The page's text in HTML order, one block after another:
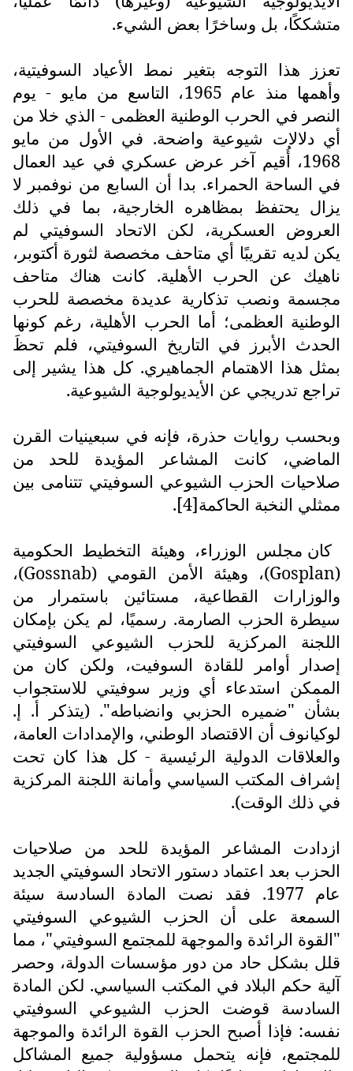
متشككًا، بل وساخرًا بعض الشيء.
تعزز هذا التوجه بتغير نمط الأعياد السوفيتية،
وأهمها منذ عام 1965، التاسع من مايو - يوم
النصر في الحرب الوطنية العظمى - الذي خلا من
أي دلالات شيوعية واضحة. في الأول من مايو
1968، أُقيم آخر عرض عسكري في عيد العمال
في الساحة الحمراء. بدا أن السابع من نوفمبر لا
يزال يحتفظ بمظاهره الخارجية، بما في ذلك
العروض العسكرية، لكن الاتحاد السوفيتي لم
يكن لديه تقريبًا أي متاحف مخصصة لثورة أكتوبر،
ناهيك عن الحرب الأهلية. كانت هناك متاحف
مجسمة ونصب تذكارية عديدة مخصصة للحرب
الوطنية العظمى؛ أما الحرب الأهلية، رغم كونها
الحدث الأبرز في التاريخ السوفيتي، فلم تحظَ
بمثل هذا الاهتمام الجماهيري. كل هذا يشير إلى
تراجع تدريجي عن الأيديولوجية الشيوعية.
وبحسب روايات حذرة، فإنه في سبعينيات القرن
الماضي، كانت المشاعر المؤيدة للحد من
صلاحيات الحزب الشيوعي السوفيتي تتنامى بين
ممثلي النخبة الحاكمة[4].
كان مجلس الوزراء، وهيئة التخطيط الحكومية
(
Gosplan)، وهيئة الأمن القومي (Gossnab)،
والوزارات القطاعية، مستائين باستمرار من
سيطرة الحزب الصارمة. رسميًا، لم يكن بإمكان
اللجنة المركزية للحزب الشيوعي السوفيتي
إصدار أوامر للقادة السوفيت، ولكن كان من
الممكن استدعاء أي وزير سوفيتي للاستجواب
بشأن "ضميره الحزبي وانضباطه". (يتذكر أ. إ.
لوكيانوف أن الاقتصاد الوطني، والإمدادات العامة،
والعلاقات الدولية الرئيسية - كل هذا كان تحت
إشراف المكتب السياسي وأمانة اللجنة المركزية
في ذلك الوقت).
ازدادت المشاعر المؤيدة للحد من صلاحيات
الحزب بعد اعتماد دستور الاتحاد السوفيتي الجديد
عام 1977. فقد نصت المادة السادسة سيئة
السمعة على أن الحزب الشيوعي السوفيتي
"القوة الرائدة والموجهة للمجتمع السوفيتي"، مما
قلل بشكل حاد من دور مؤسسات الدولة، وحصر
آلية حكم البلاد في المكتب السياسي. لكن المادة
السادسة قوضت الحزب الشيوعي السوفيتي
نفسه: فإذا أصبح الحزب القوة الرائدة والموجهة
للمجتمع، فإنه يتحمل مسؤولية جميع المشاكل